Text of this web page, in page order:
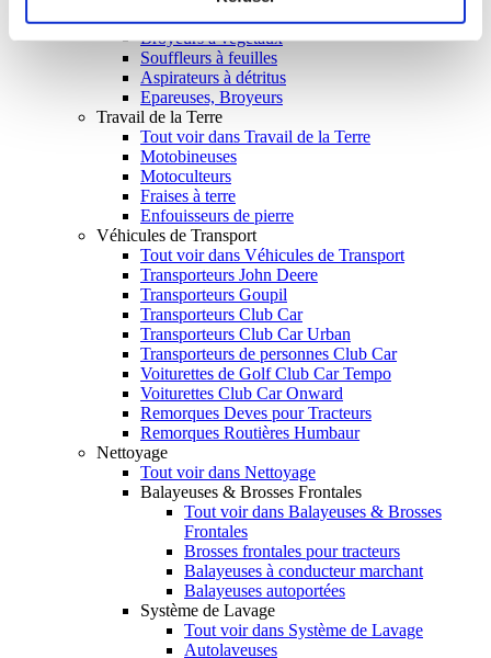
Taille-haies
Broyeurs à végétaux
Souffleurs à feuilles
Aspirateurs à détritus
Epareuses, Broyeurs
Travail de la Terre
Tout voir dans Travail de la Terre
Motobineuses
Motoculteurs
Fraises à terre
Enfouisseurs de pierre
Véhicules de Transport
Tout voir dans Véhicules de Transport
Transporteurs John Deere
Transporteurs Goupil
Transporteurs Club Car
Transporteurs Club Car Urban
Transporteurs de personnes Club Car
Voiturettes de Golf Club Car Tempo
Voiturettes Club Car Onward
Remorques Deves pour Tracteurs
Remorques Routières Humbaur
Nettoyage
Tout voir dans Nettoyage
Balayeuses & Brosses Frontales
Tout voir dans Balayeuses & Brosses
Frontales
Brosses frontales pour tracteurs
Balayeuses à conducteur marchant
Balayeuses autoportées
Système de Lavage
Tout voir dans Système de Lavage
Autolaveuses